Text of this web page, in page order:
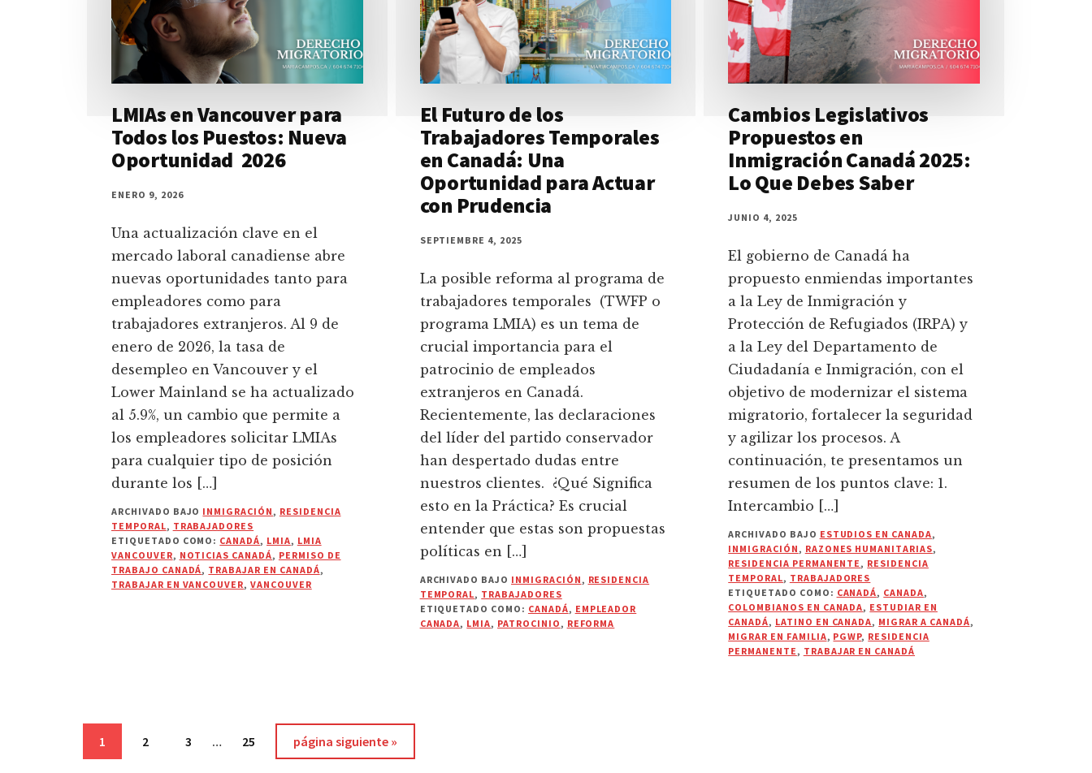
LMIAs en Vancouver para
Todos los Puestos: Nueva
Oportunidad 2026
ENERO 9, 2026
Una actualización clave en el
mercado laboral canadiense abre
nuevas oportunidades tanto para
empleadores como para
trabajadores extranjeros. Al 9 de
enero de 2026, la tasa de
desempleo en Vancouver y el
Lower Mainland se ha actualizado
al 5.9%, un cambio que permite a
los empleadores solicitar LMIAs
para cualquier tipo de posición
durante los […]
ARCHIVADO BAJO INMIGRACIÓN, RESIDENCIA
TEMPORAL, TRABAJADORES
ETIQUETADO COMO: CANADÁ, LMIA, LMIA
VANCOUVER, NOTICIAS CANADÁ, PERMISO DE
TRABAJO CANADÁ, TRABAJAR EN CANADÁ,
TRABAJAR EN VANCOUVER,VANCOUVER
El Futuro de los
Trabajadores Temporales
en Canadá: Una
Oportunidad para Actuar
con Prudencia
SEPTIEMBRE 4, 2025
La posible reforma al programa de
trabajadores temporales (TWFP o
programa LMIA) es un tema de
crucial importancia para el
patrocinio de empleados
extranjeros en Canadá.
Recientemente, las declaraciones
del líder del partido conservador
han despertado dudas entre
nuestros clientes. ¿Qué Significa
esto en la Práctica? Es crucial
entender que estas son propuestas
políticas en […]
ARCHIVADO BAJO INMIGRACIÓN, RESIDENCIA
TEMPORAL, TRABAJADORES
ETIQUETADO COMO: CANADÁ, EMPLEADOR
CANADA, LMIA, PATROCINIO, REFORMA
Cambios Legislativos
Propuestos en
Inmigración Canadá 2025:
Lo Que Debes Saber
JUNIO 4, 2025
El gobierno de Canadá ha
propuesto enmiendas importantes
a la Ley de Inmigración y
Protección de Refugiados (IRPA) y
a la Ley del Departamento de
Ciudadanía e Inmigración, con el
objetivo de modernizar el sistema
migratorio, fortalecer la seguridad
y agilizar los procesos. A
continuación, te presentamos un
resumen de los puntos clave: 1.
Intercambio […]
ARCHIVADO BAJO ESTUDIOS EN CANADA,
INMIGRACIÓN, RAZONES HUMANITARIAS,
RESIDENCIA PERMANENTE, RESIDENCIA
TEMPORAL, TRABAJADORES
ETIQUETADO COMO: CANADÁ, CANADA,
COLOMBIANOS EN CANADA, ESTUDIAR EN
CANADÁ, LATINO EN CANADA, MIGRAR A CANADÁ,
MIGRAR EN FAMILIA, PGWP, RESIDENCIA
PERMANENTE, TRABAJAR EN CANADÁ
Página
1 Página
2 Página
3
Páginas
intermedias
… Página
25
Ir
a
página siguiente »